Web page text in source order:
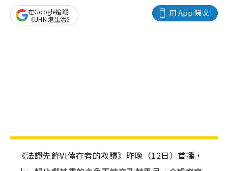
用 App 睇文
在Google追蹤
《UHK 港生活》
《法證先鋒VI倖存者的救贖》昨晚（12日）首播，